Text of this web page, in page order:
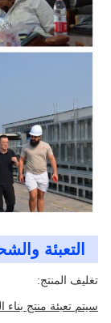
التعبئة
تغليف المنتج:
سيتم تعبئة منتج